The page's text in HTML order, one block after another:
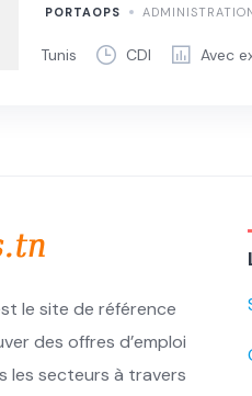
PORTAOPS
Tunis CDI Avec
le site de référence
des offres d’emploi
les secteurs à travers